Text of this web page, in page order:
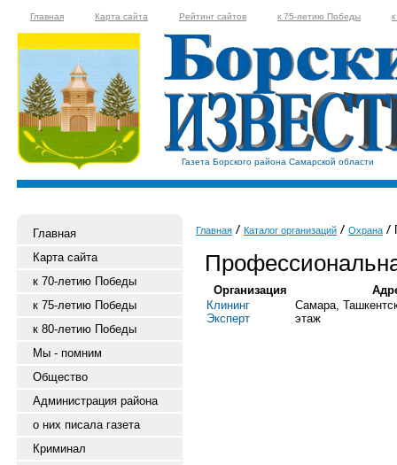
Главная Карта сайта Рейтинг сайтов к 75-летию Победы
Газета Борского района Самарской области
Главная
Карта сайта
к 70-летию Победы
к 75-летию Победы
к 80-летию Победы
Мы - помним
Общество
Администрация района
о них писала газета
Криминал
Главная Каталог организаций Охрана
Организация
Клининг
Эксперт
Самара,
этаж